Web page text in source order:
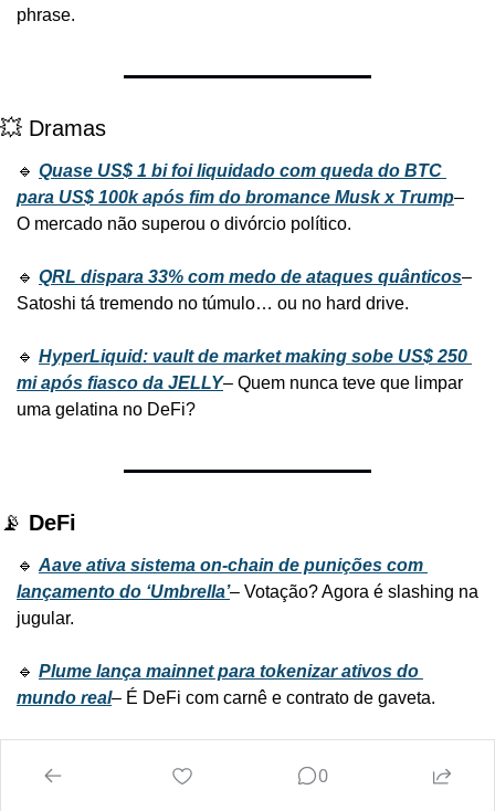
phrase.
💥 Dramas
🔹 Quase US$ 1 bi foi liquidado com queda do BTC
para US$ 100k após fim do bromance Musk x Trump–
O mercado não superou o divórcio político.
🔹 QRL dispara 33% com medo de ataques quânticos–
Satoshi tá tremendo no túmulo… ou no hard drive.
🔹 HyperLiquid: vault de market making sobe US$ 250
mi após fiasco da JELLY– Quem nunca teve que limpar
uma gelatina no DeFi?
📡 DeFi
🔹 Aave ativa sistema on-chain de punições com
lançamento do ‘Umbrella’– Votação? Agora é slashing na
jugular.
🔹 Plume lança mainnet para tokenizar ativos do
mundo real– É DeFi com carnê e contrato de gaveta.
com base na Hyperliquid
– Nome de desenho animado,
0